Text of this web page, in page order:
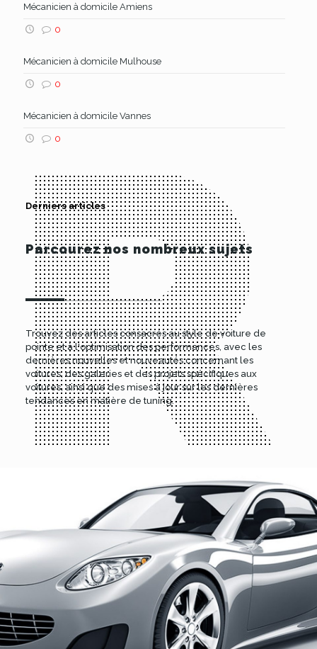
Mécanicien à domicile Amiens
0
Mécanicien à domicile Mulhouse
0
Mécanicien à domicile Vannes
0
Derniers articles
Parcourez nos nombreux sujets
Trouvez des articles consacrés au style de voiture de
pointe et à l'optimisation des performances, avec les
dernières nouvelles et nouveautés concernant les
voitures, des galeries et des projets spécifiques aux
voitures, ainsi que des mises à jour sur les dernières
tendances en matière de tuning.